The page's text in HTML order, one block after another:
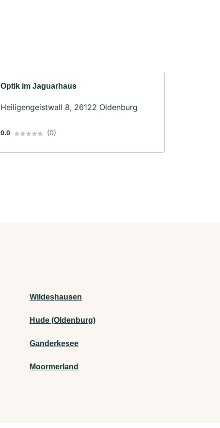
Optik im Jaguarhaus
Heiligengeistwall 8, 26122 Oldenburg
0.0 (0)
Wildeshausen
Hude (Oldenburg)
Ganderkesee
Moormerland